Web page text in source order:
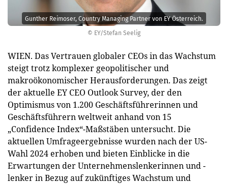
© EY/Stefan Seelig
Gunther Reimoser, Country Managing Partner von EY Österreich.
WIEN. Das Vertrauen globaler CEOs in das Wachstum
steigt trotz komplexer geopolitischer und
makroökonomischer Herausforderungen. Das zeigt
der aktuelle EY CEO Outlook Survey, der den
Optimismus von 1.200 Geschäftsführerinnen und
Geschäftsführern weltweit anhand von 15
„Confidence Index“-Maßstäben untersucht. Die
aktuellen Umfrageergebnisse wurden nach der US-
Wahl 2024 erhoben und bieten Einblicke in die
Erwartungen der Unternehmenslenkerinnen und -
lenker in Bezug auf zukünftiges Wachstum und